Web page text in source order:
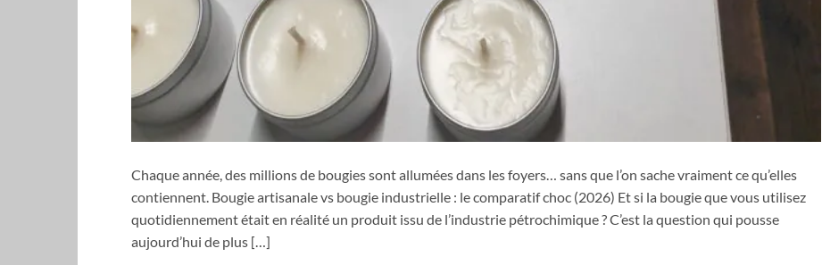
Chaque année, des millions de bougies sont allumées dans les foyers… sans que l’on sache vraiment ce qu’elles
contiennent. Bougie artisanale vs bougie industrielle : le comparatif choc (2026) Et si la bougie que vous utilisez
quotidiennement était en réalité un produit issu de l’industrie pétrochimique ? C’est la question qui pousse
aujourd’hui de plus […]